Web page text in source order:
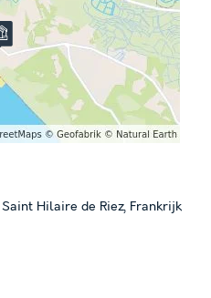
Hilaire de Riez, Frankrijk